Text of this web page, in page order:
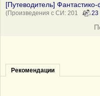
[Путеводитель]
(Произведения с СИ: 201 23
Рекомендации